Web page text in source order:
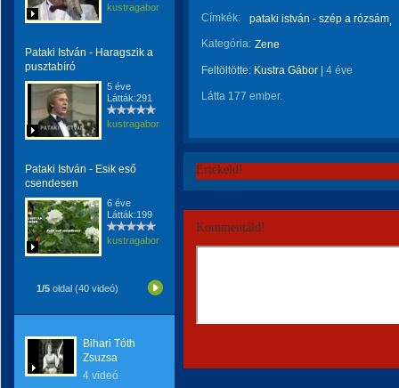
kustragabor
Pataki István - Haragszik a
pusztabíró
5 éve
Látták:291
kustragabor
Pataki István - Esik eső
csendesen
6 éve
Látták:199
kustragabor
1/5 oldal (40 videó)
Bihari Tóth
Zsuzsa
4 videó
Címkék:
pataki istván - szép a rózsám
Kategória: Zene
Feltöltötte: Kustra Gábor 4 éve
Látta 177 ember.
Értékeld!
Kommentáld!